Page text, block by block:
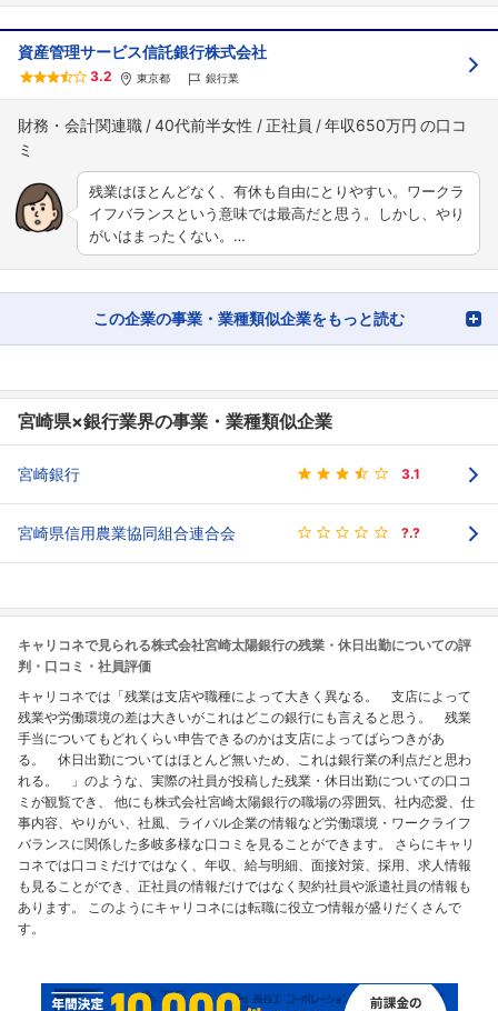
資産管理サービス信託銀行株式会社
3.2 東京都 銀行業
財務・会計関連職 40代前半女性 正社員 年収650万円
残業はほとんどなく、有休も自由にとりやすい。ワークラ
イフバランスという意味では最高だと思う。しかし、やり
がいはまったくない。…
この企業の事業・業種類似企業をもっと読む
宮崎県×銀行業界の事業・業種類似企業
宮崎銀行 3.1
宮崎県信用農業協同組合連合会 ?.?
キャリコネで見られる株式会社宮崎太陽銀行の残業・休日出勤についての評
判・口コミ・社員評価
キャリコネでは「残業は支店や職種によって大きく異なる。 支店によって
残業や労働環境の差は大きいがこれはどこの銀行にも言えると思う。 残業
手当についてもどれくらい申告できるのかは支店によってばらつきがあ
る。 休日出勤についてはほとんど無いため、これは銀行業の利点だと思わ
れる。 」のような、実際の社員が投稿した残業・休日出勤についての口コ
ミが観覧でき、 他にも株式会社宮崎太陽銀行の職場の雰囲気、社内恋愛、仕
事内容、やりがい、社風、ライバル企業の情報など労働環境・ワークライフ
バランスに関係した多岐多様な口コミを見ることができます。 さらにキャリ
コネでは口コミだけではなく、年収、給与明細、面接対策、採用、求人情報
も見ることができ、正社員の情報だけではなく契約社員や派遣社員の情報も
あります。 このようにキャリコネには転職に役立つ情報が盛りだくさんで
す。